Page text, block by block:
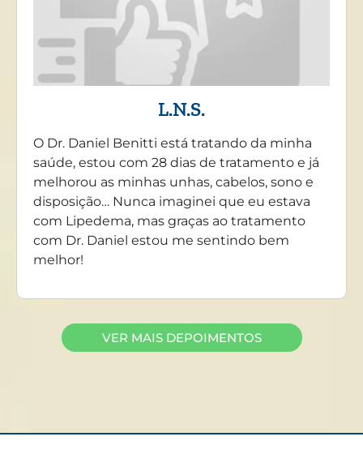
L.N.S.
O Dr. Daniel Benitti está tratando da minha
saúde, estou com 28 dias de tratamento e já
melhorou as minhas unhas, cabelos, sono e
disposição… Nunca imaginei que eu estava
com Lipedema, mas graças ao tratamento
com Dr. Daniel estou me sentindo bem
melhor!
VER MAIS DEPOIMENTOS